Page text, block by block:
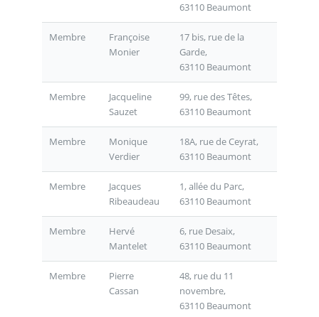
63110 Beaumont
Membre
Françoise
Monier
17 bis, rue de la
Garde,
63110 Beaumont
Membre
Jacqueline
Sauzet
99, rue des Têtes,
63110 Beaumont
Membre
Monique
Verdier
18A, rue de Ceyrat,
63110 Beaumont
Membre
Jacques
Ribeaudeau
1, allée du Parc,
63110 Beaumont
Membre
Hervé
Mantelet
6, rue Desaix,
63110 Beaumont
Membre
Pierre
Cassan
48, rue du 11
novembre,
63110 Beaumont